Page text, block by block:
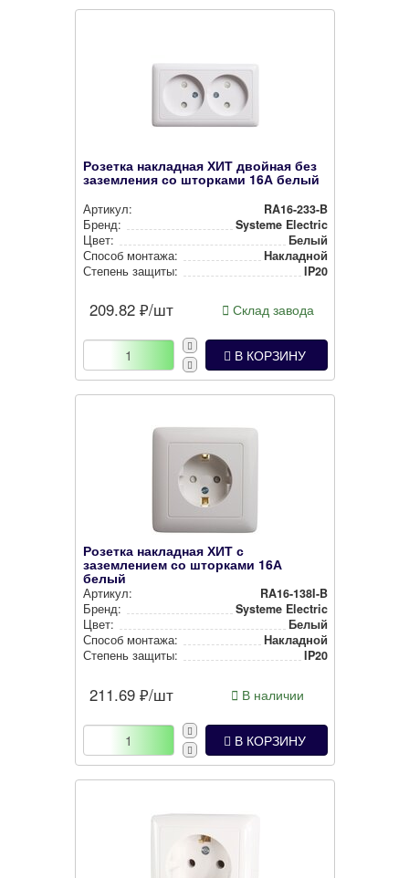
Розетка накладная ХИТ двойная без
заземления со шторками 16А белый
Артикул:
RA16-233-B
Бренд:
Systeme Electric
Цвет:
Белый
Способ монтажа:
Накладной
Степень защиты:
IP20
209.82 ₽/шт Склад завода
В КОРЗИНУ
Розетка накладная ХИТ с
заземлением со шторками 16А
белый
Артикул:
RA16-138I-B
Бренд:
Systeme Electric
Цвет:
Белый
Способ монтажа:
Накладной
Степень защиты:
IP20
211.69 ₽/шт В наличии
В КОРЗИНУ